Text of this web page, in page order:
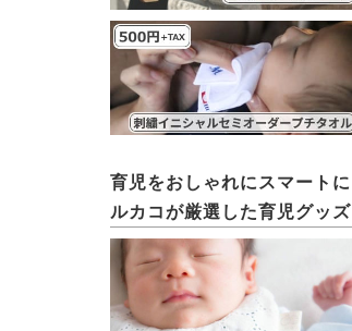
育児をおしゃれにスマートに
ルカコが厳選した育児グッズ